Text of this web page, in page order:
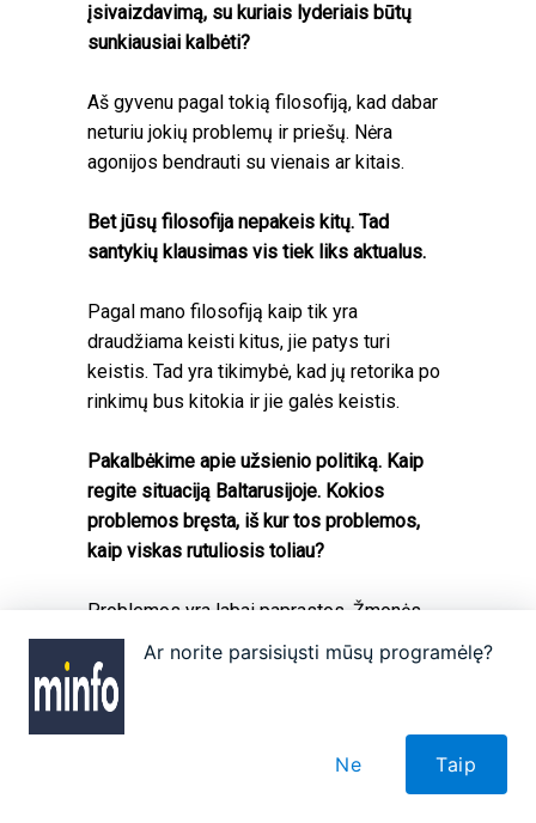
įsivaizdavimą, su kuriais lyderiais būtų
sunkiausiai kalbėti?
Aš gyvenu pagal tokią filosofiją, kad dabar
neturiu jokių problemų ir priešų. Nėra
agonijos bendrauti su vienais ar kitais.
Bet jūsų filosofija nepakeis kitų. Tad
santykių klausimas vis tiek liks aktualus.
Pagal mano filosofiją kaip tik yra
draudžiama keisti kitus, jie patys turi
keistis. Tad yra tikimybė, kad jų retorika po
rinkimų bus kitokia ir jie galės keistis.
Pakalbėkime apie užsienio politiką. Kaip
regite situaciją Baltarusijoje. Kokios
problemos bręsta, iš kur tos problemos,
kaip viskas rutuliosis toliau?
Problemos yra labai paprastos. Žmonės
prisižaidė, leido keisti Konstituciją, leido
vieną, kitą kartą klastoti rinkimus.
Išsiaugino diktatorių ir dabar patys sau turi
pasidovanoję tokią dovaną. Todėl
visuomenė turi galvoti, kai renka. Aš tą patį
kalbu ir apie Rusiją: ten dar kartą pratęsė
Ar norite parsisiųsti mūsų programėlę?
Taip
Ne